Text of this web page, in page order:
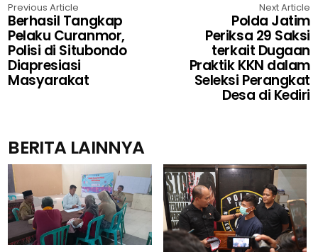
Previous Article
Berhasil Tangkap
Pelaku Curanmor,
Polisi di Situbondo
Diapresiasi
Masyarakat
Next Article
Polda Jatim
Periksa 29 Saksi
terkait Dugaan
Praktik KKN dalam
Seleksi Perangkat
Desa di Kediri
BERITA LAINNYA